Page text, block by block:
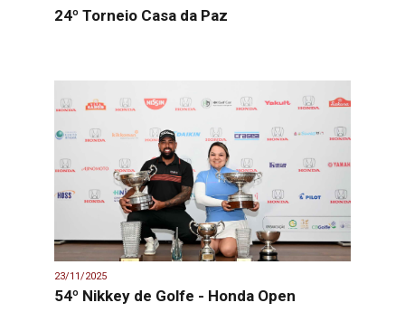
24º Torneio Casa da Paz
23/11/2025
54º Nikkey de Golfe - Honda Open